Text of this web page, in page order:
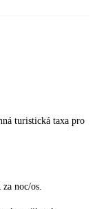
turistická taxa pro
noc/os.